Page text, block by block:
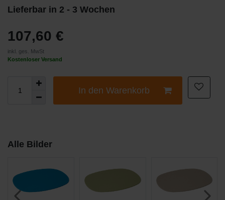
Lieferbar in 2 - 3 Wochen
107,60 €
inkl. ges. MwSt
Kostenloser Versand
In den Warenkorb
Alle Bilder